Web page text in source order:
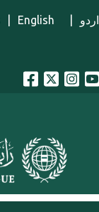
English اردو